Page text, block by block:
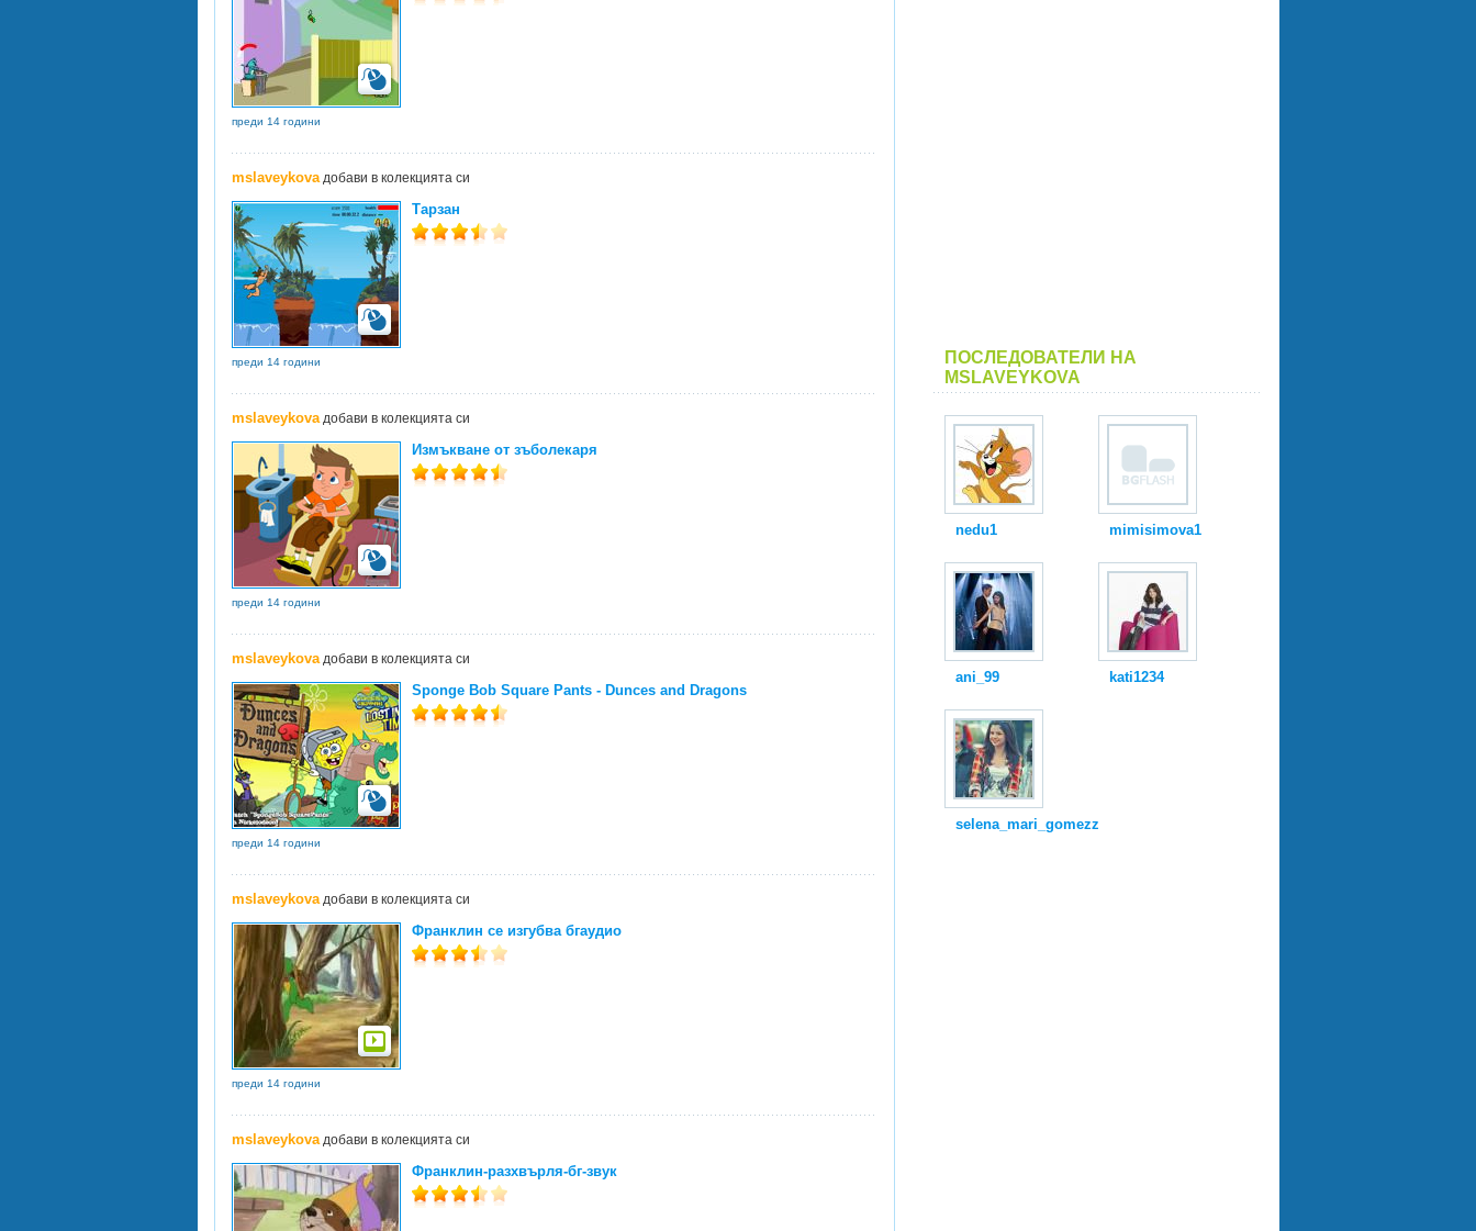
преди 14 години
mslaveykovaдобави в колекцията си
Тарзан
преди 14 години
mslaveykovaдобави в колекцията си
Измъкване от зъболекаря
преди 14 години
mslaveykovaдобави в колекцията си
Sponge Bob Square Pants - Dunces and Dragons
преди 14 години
mslaveykovaдобави в колекцията си
Франклин се изгубва бгаудио
преди 14 години
mslaveykovaдобави в колекцията си
Франклин-разхвърля-бг-звук
ПОСЛЕДОВАТЕЛИ НА
MSLAVEYKOVA
nedu1 mimisimova1
ani_99 kati1234
selena_mari_gomezz